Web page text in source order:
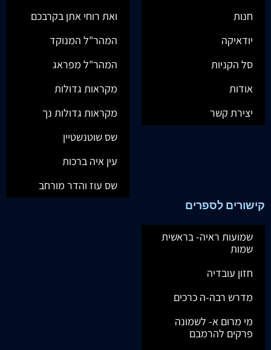
חנות
יודאיקה
סל הקניות
אודות
יצירת קשר
ואת רוחי אתן בקרבכם
המהר"ל המנוקד
המהר"ל מפראג
מקראות גדולות
מקראות גדולות נך
שס שוטנשטיין
עין איה ברכות
שס עוז והדר מורחב
קישורים לספרים
שמועות ראיה- בראשית
שמות
חזון עובדיה
מדרש רבה-ה כרכים
מי מרום א- לשמונה
פרקים להרמבם